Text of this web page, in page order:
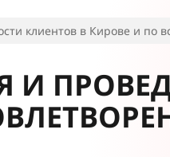
клиентов в Кирове и по
И